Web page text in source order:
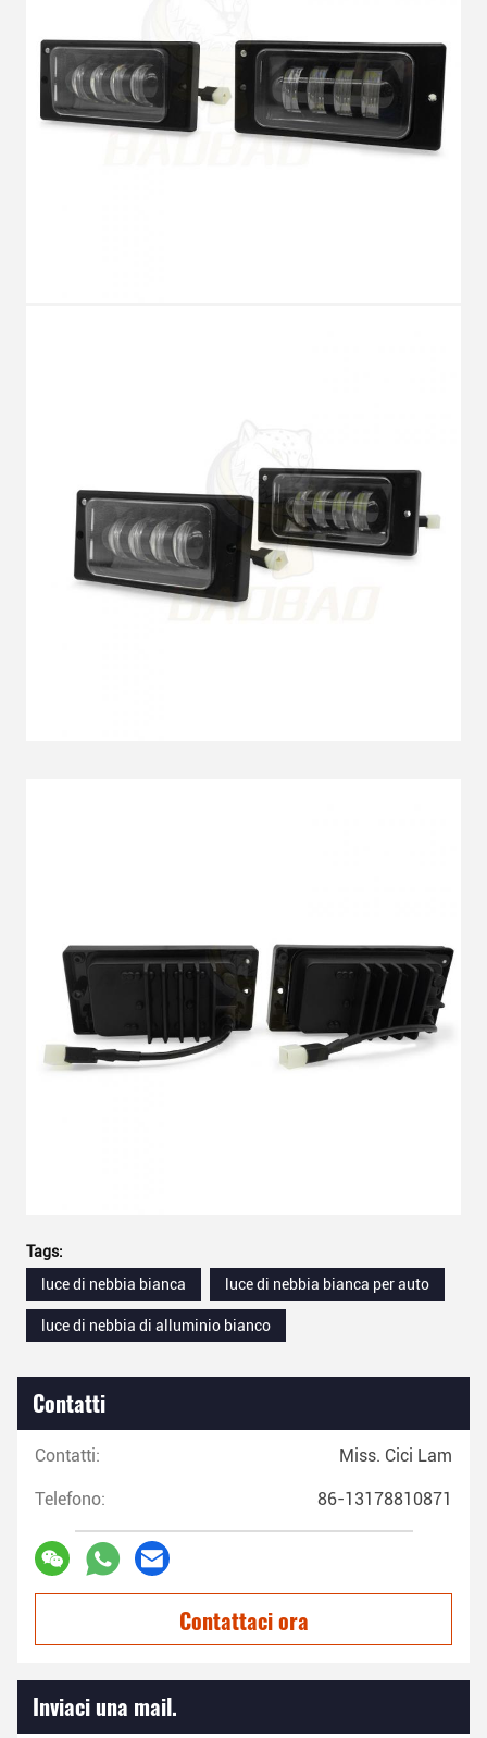
Tags:
luce di nebbia bianca
luce di nebbia bianca per auto
luce di nebbia di alluminio bianco
Contatti
Contatti: Miss. Cici Lam
Telefono: 86-13178810871
Contattaci ora
Inviaci una mail.